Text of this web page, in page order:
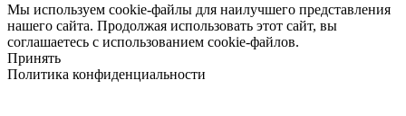
Мы используем cookie-файлы для наилучшего представления
нашего сайта. Продолжая использовать этот сайт, вы
соглашаетесь с использованием cookie-файлов.
Принять
Политика конфиденциальности